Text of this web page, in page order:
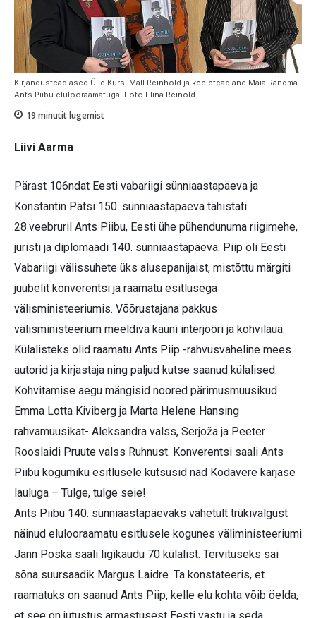
Kirjandusteadlased Ülle Kurs, Mall Reinhold ja keeleteadlane Maia Randma
Ants Piibu elulooraamatuga. Foto Elina Reinold
19 minutit lugemist
Liivi Aarma
Pärast 106ndat Eesti vabariigi sünniaastapäeva ja
Konstantin Pätsi 150. sünniaastapäeva tähistati
28.veebruril Ants Piibu, Eesti ühe pühendunuma riigimehe,
juristi ja diplomaadi 140. sünniaastapäeva. Piip oli Eesti
Vabariigi välissuhete üks alusepanijaist, mistõttu märgiti
juubelit konverentsi ja raamatu esitlusega
välisministeeriumis. Võõrustajana pakkus
välisministeerium meeldiva kauni interjööri ja kohvilaua.
Külalisteks olid raamatu Ants Piip -rahvusvaheline mees
autorid ja kirjastaja ning paljud kutse saanud külalised.
Kohvitamise aegu mängisid noored pärimusmuusikud
Emma Lotta Kiviberg ja Marta Helene Hansing
rahvamuusikat- Aleksandra valss, Serjoža ja Peeter
Rooslaidi Pruute valss Ruhnust. Konverentsi saali Ants
Piibu kogumiku esitlusele kutsusid nad Kodavere karjase
lauluga – Tulge, tulge seie!
Ants Piibu 140. sünniaastapäevaks vahetult trükivalgust
näinud elulooraamatu esitlusele kogunes väliministeeriumi
Jann Poska saali ligikaudu 70 külalist. Tervituseks sai
sõna suursaadik Margus Laidre. Ta konstateeris, et
raamatuks on saanud Ants Piip, kelle elu kohta võib öelda,